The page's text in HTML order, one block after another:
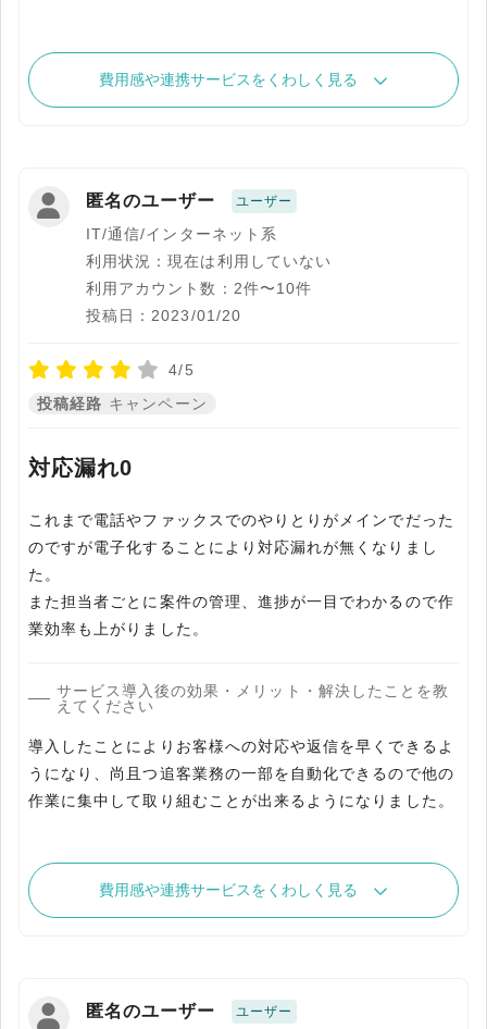
費用感や連携サービスをくわしく見る
匿名のユーザー ユーザー
IT/通信/インターネット系
利用状況：現在は利用していない
利用アカウント数：2件〜10件
投稿日：2023/01/20
4/5
投稿経路 キャンペーン
対応漏れ0
これまで電話やファックスでのやりとりがメインでだった
のですが電子化することにより対応漏れが無くなりまし
た。
また担当者ごとに案件の管理、進捗が一目でわかるので作
業効率も上がりました。
サービス導入後の効果・メリット・解決したことを教
えてください
導入したことによりお客様への対応や返信を早くできるよ
うになり、尚且つ追客業務の一部を自動化できるので他の
作業に集中して取り組むことが出来るようになりました。
費用感や連携サービスをくわしく見る
匿名のユーザー ユーザー